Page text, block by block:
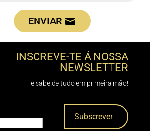
ENVIAR
INSCREVE-TE Á NOSSA
NEWSLETTER
e sabe de tudo em primeira mão!